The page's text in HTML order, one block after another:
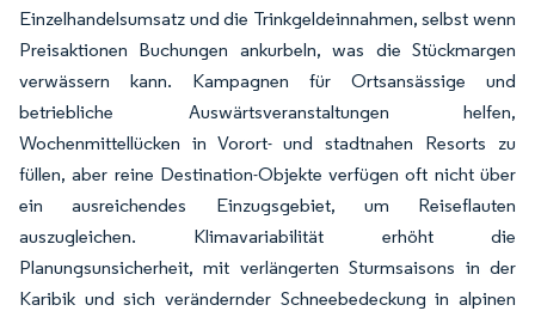
Einzelhandelsumsatz und die Trinkgeldeinnahmen, selbst wenn
Preisaktionen Buchungen ankurbeln, was die Stückmargen
verwässern kann. Kampagnen für Ortsansässige und
betriebliche Auswärtsveranstaltungen helfen,
Wochenmittellücken in Vorort- und stadtnahen Resorts zu
füllen, aber reine Destination-Objekte verfügen oft nicht über
ein ausreichendes Einzugsgebiet, um Reiseflauten
auszugleichen. Klimavariabilität erhöht die
Planungsunsicherheit, mit verlängerten Sturmsaisons in der
Karibik und sich verändernder Schneebedeckung in alpinen